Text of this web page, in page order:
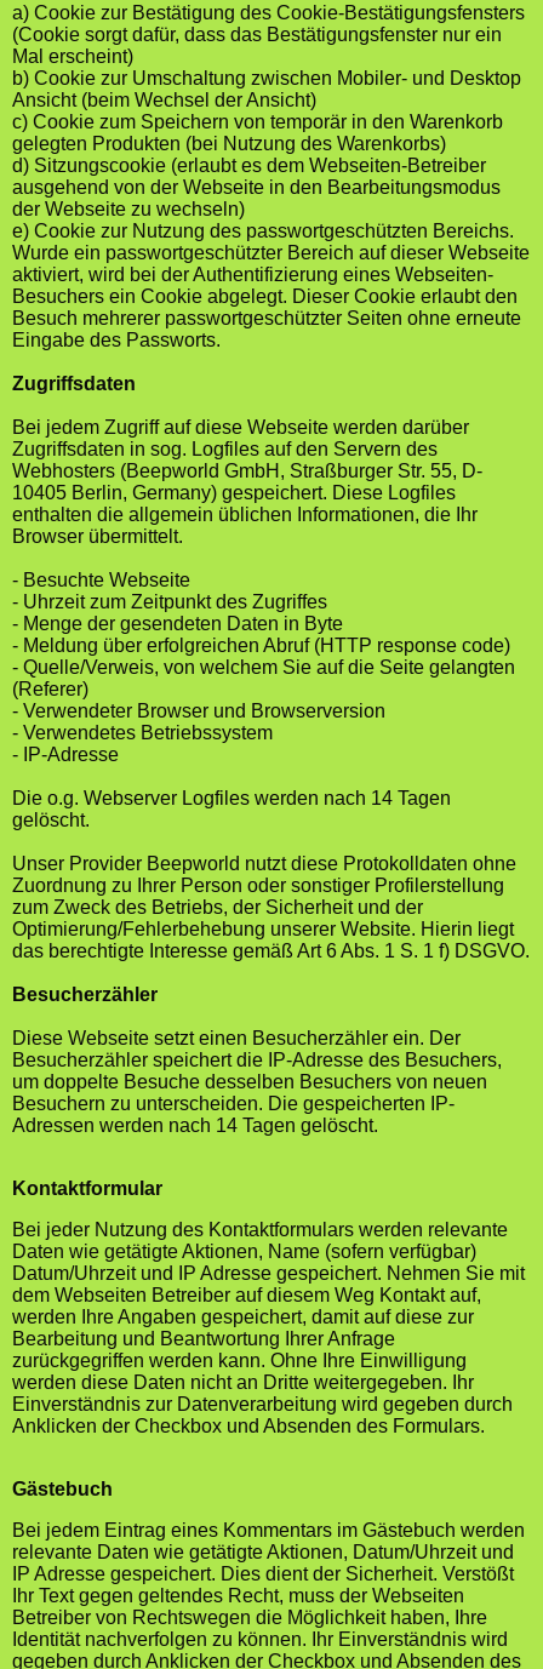
a) Cookie zur Bestätigung des Cookie-Bestätigungsfensters
(Cookie sorgt dafür, dass das Bestätigungsfenster nur ein
Mal erscheint)
b) Cookie zur Umschaltung zwischen Mobiler- und Desktop
Ansicht (beim Wechsel der Ansicht)
c) Cookie zum Speichern von temporär in den Warenkorb
gelegten Produkten (bei Nutzung des Warenkorbs)
d) Sitzungscookie (erlaubt es dem Webseiten-Betreiber
ausgehend von der Webseite in den Bearbeitungsmodus
der Webseite zu wechseln)
e) Cookie zur Nutzung des passwortgeschützten Bereichs.
Wurde ein passwortgeschützter Bereich auf dieser Webseite
aktiviert, wird bei der Authentifizierung eines Webseiten-
Besuchers ein Cookie abgelegt. Dieser Cookie erlaubt den
Besuch mehrerer passwortgeschützter Seiten ohne erneute
Eingabe des Passworts.
Zugriffsdaten
Bei jedem Zugriff auf diese Webseite werden darüber
Zugriffsdaten in sog. Logfiles auf den Servern des
Webhosters (Beepworld GmbH, Straßburger Str. 55, D-
10405 Berlin, Germany) gespeichert. Diese Logfiles
enthalten die allgemein üblichen Informationen, die Ihr
Browser übermittelt.
- Besuchte Webseite
- Uhrzeit zum Zeitpunkt des Zugriffes
- Menge der gesendeten Daten in Byte
- Meldung über erfolgreichen Abruf (HTTP response code)
- Quelle/Verweis, von welchem Sie auf die Seite gelangten
(Referer)
- Verwendeter Browser und Browserversion
- Verwendetes Betriebssystem
- IP-Adresse
Die o.g. Webserver Logfiles werden nach 14 Tagen
gelöscht.
Unser Provider Beepworld nutzt diese Protokolldaten ohne
Zuordnung zu Ihrer Person oder sonstiger Profilerstellung
zum Zweck des Betriebs, der Sicherheit und der
Optimierung/Fehlerbehebung unserer Website. Hierin liegt
das berechtigte Interesse gemäß Art 6 Abs. 1 S. 1 f) DSGVO.
Besucherzähler
Diese Webseite setzt einen Besucherzähler ein. Der
Besucherzähler speichert die IP-Adresse des Besuchers,
um doppelte Besuche desselben Besuchers von neuen
Besuchern zu unterscheiden. Die gespeicherten IP-
Adressen werden nach 14 Tagen gelöscht.
Kontaktformular
Bei jeder Nutzung des Kontaktformulars werden relevante
Daten wie getätigte Aktionen, Name (sofern verfügbar)
Datum/Uhrzeit und IP Adresse gespeichert. Nehmen Sie mit
dem Webseiten Betreiber auf diesem Weg Kontakt auf,
werden Ihre Angaben gespeichert, damit auf diese zur
Bearbeitung und Beantwortung Ihrer Anfrage
zurückgegriffen werden kann. Ohne Ihre Einwilligung
werden diese Daten nicht an Dritte weitergegeben. Ihr
Einverständnis zur Datenverarbeitung wird gegeben durch
Anklicken der Checkbox und Absenden des Formulars.
Gästebuch
Bei jedem Eintrag eines Kommentars im Gästebuch werden
relevante Daten wie getätigte Aktionen, Datum/Uhrzeit und
IP Adresse gespeichert. Dies dient der Sicherheit. Verstößt
Ihr Text gegen geltendes Recht, muss der Webseiten
Betreiber von Rechtswegen die Möglichkeit haben, Ihre
Identität nachverfolgen zu können. Ihr Einverständnis wird
gegeben durch Anklicken der Checkbox und Absenden des